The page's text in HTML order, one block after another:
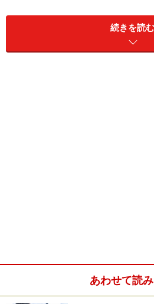
塩加減がちょっと強めですが、
く、ご飯と一緒に食べるのにぴ
る量も多いので、1パックでか
■ロッテ百貨店 本店
住所：ソウル特別市 中区 小公洞
続きを読む
あわせて読